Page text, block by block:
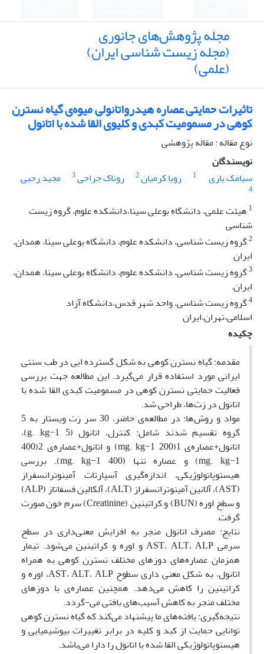
مجله پژوهش‌های جانوری
(مجله زیست شناسی ایران)
(علمی)
تاثیرات حمایتی عصاره هیدرواتانولی میوه‌ی گیاه نسترن
کوهی در مسمومیت کبدی و کلیوی القا شده با اتانول
نوع مقاله : مقاله پژوهشی
نویسندگان
سیامک یاری
1 رویا کرمیان2 روناک جراحی3 مجید رجبی
4
1 هیئت علمی، دانشگاه بوعلی سینا،دانشکده علوم، گروه زیست
شناسی
2گروه زیست شناسی، دانشکده علوم، دانشگاه بوعلی سینا، همدان،
ایران
3گروه زیست شناسی، دانشکده علوم، دانشگاه بوعلی سینا، همدان،
ایران.
4گروه زیست شناسی، واحد شهر قدس،دانشگاه آزاد
اسلامی،تهران،ایران
چکیده
مقدمه: گیاه نسترن کوهی به شکل گسترده ایی در طب سنتی
ایرانی مورد استفاده قرار می‌گیرد. این مطالعه جهت بررسی
فعالیت حمایتی نسترن کوهی در مسمومیت کبدی القا شده با
اتانول در رَت‌ها، طراحی شد.
مواد و روش‌ها: در مطالعه‌ی حاضر، 30 سر رَت ویستار به 5
گروه تقسیم شدند شامل: کنترل، اتانول (5 g. kg−1)،
اتانول+عصاره‌ی 1(200 mg. kg−1) و اتانول+عصاره‌ی 2(400
mg. kg−1) و عصاره تنها (400 mg. kg−1). بررسی
هیستوپاتولوژیکی، اندازه‌گیری آسپارتات آمینوترانسفراز
(AST)، آلانین آمینوترانسفراز (ALT)، آلکالین فسفاتاز (ALP)
و سطح اوره (BUN) و کراتینین (Creatinine) سرم خون صورت
گرفت.
نتایج: مصرف اتانول منجر به افزایش معنی‌داری در سطح
سرمی AST، ALT، ALP و اوره و کراتینین می‌شود. تیمار
همزمان عصاره‌های دوزهای مختلف نسترن کوهی به همراه
اتانول، به شکل معنی داری سطوح AST، ALT، ALP، اوره و
کراتینین را کاهش می‌دهد. همچنین عصاره‌ی با دوزهای
مختلف منجر به کاهش آسیب‌های بافتی می-گردد.
نتیجه‌گیری: یافته‌های ما پیشنهاد می‌کند که گیاه نسترن کوهی
توانایی حمایت از کبد و کلیه در برابر تغییرات بیوشیمیایی و
هیستوپاتولوژیکی القا شده با اتانول را دارا می‌باشد.